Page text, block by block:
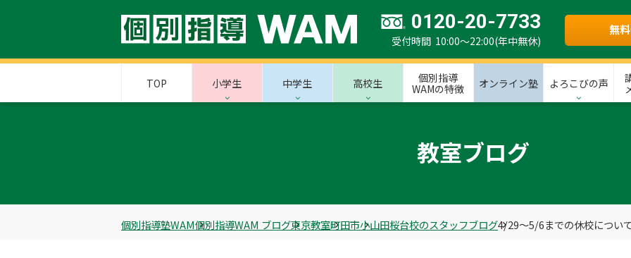
0120-20-7733
受付時間 10:00～22:00(年中無休)
無
TOP 小学生 中学生 高校生
個別指導
WAMの特徴
オンライン塾 よろこびの声
教室ブログ
個別指導塾WAM個別指導WAM ブログ東京教室町田市小山田桜台校のスタッフブログ4/29～5/6までの休校につい